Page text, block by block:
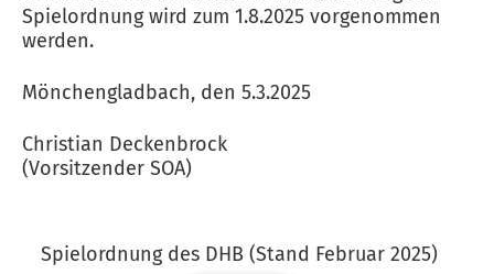
Spielordnung wird zum 1.8.2025 vorgenommen
werden.
Mönchengladbach, den 5.3.2025
Christian Deckenbrock
(Vorsitzender SOA)
Spielordnung des DHB (Stand Februar 2025)